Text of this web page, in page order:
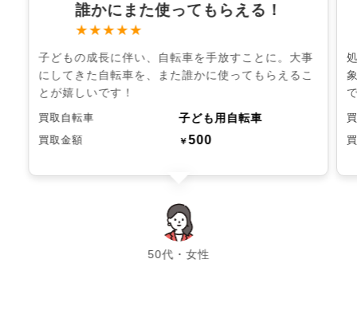
誰かにまた使ってもらえる！
★★★★★
子どもの成長に伴い、自転車を手放すことに。大事
にしてきた自転車を、また誰かに使ってもらえるこ
とが嬉しいです！
買取自転車 子ども用自転車
買取金額 ￥500
50代・女性
chevron_left chevron_right